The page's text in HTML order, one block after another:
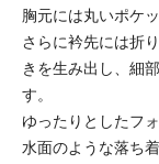
胸元には丸いポケ
さらに衿先には折
きを生み出し、細
す。
ゆったりとしたフ
水面のような落ち